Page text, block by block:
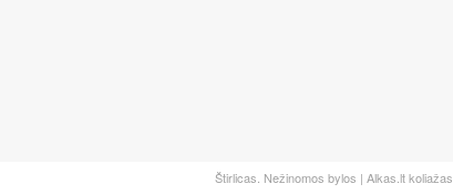
Štirlicas. Nežinomos bylos | Alkas.lt koliažas